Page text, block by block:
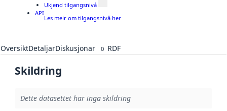
API
Ukjend tilgangsnivå
Les meir om tilgangsnivå her
OversiktDetaljarDiskusjonar 0 RDF
Skildring
Dette datasettet har inga skildring